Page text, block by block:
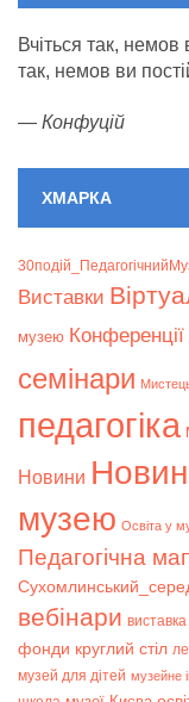
Вчіться так, немов
так, немов ви
— Конфуцій
ХМАРКА
Bиставки
музею Конференції
семінари
педагогіка
Новини
музею Освіта у
Педагогічна
вебінари виставка
фонди круглий стіл
музей для дітей музейне